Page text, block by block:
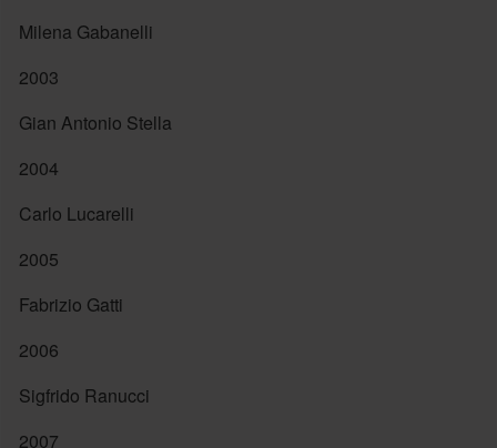
Milena Gabanelli
2003
Gian Antonio Stella
2004
Carlo Lucarelli
2005
Fabrizio Gatti
2006
Sigfrido Ranucci
2007